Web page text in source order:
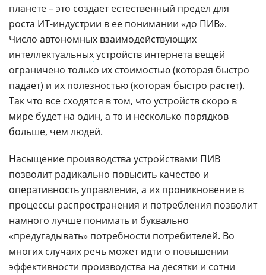
планете – это создает естественный предел для
роста ИТ-индустрии в ее понимании «до ПИВ».
Число автономных взаимодействующих
интеллектуальныхустройств интернета вещей
ограничено только их стоимостью (которая быстро
падает) и их полезностью (которая быстро растет).
Так что все сходятся в том, что устройств скоро в
мире будет на один, а то и несколько порядков
больше, чем людей.
Насыщение производства устройствами ПИВ
позволит радикально повысить качество и
оперативность управления, а их проникновение в
процессы распространения и потребления позволит
намного лучше понимать и буквально
«предугадывать» потребности потребителей. Во
многих случаях речь может идти о повышении
эффективности производства на десятки и сотни